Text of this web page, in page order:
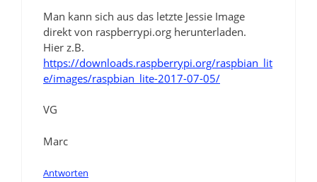
Man kann sich aus das letzte Jessie Image
direkt von raspberrypi.org herunterladen.
Hier z.B.
https://downloads.raspberrypi.org/raspbian_lit
e/images/raspbian_lite-2017-07-05/
VG
Marc
Antworten